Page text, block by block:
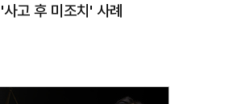
'사고 후 미조치' 사례